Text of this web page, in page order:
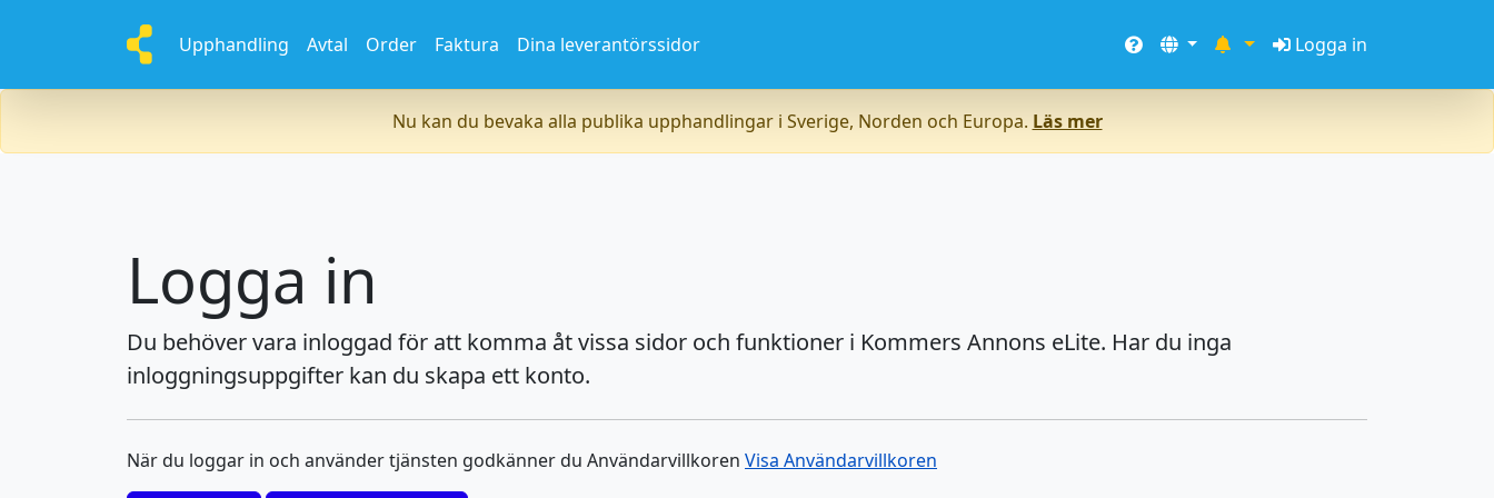
Upphandling Avtal Order Faktura Dina leverantörssidor Logga in
Nu kan du bevaka alla publika upphandlingar i Sverige, Norden och Europa. Läs mer
Logga in
Du behöver vara inloggad för att komma åt vissa sidor och funktioner i Kommers Annons eLite. Har du inga
inloggningsuppgifter kan du skapa ett konto.
När du loggar in och använder tjänsten godkänner du Användarvillkoren Visa Användarvillkoren